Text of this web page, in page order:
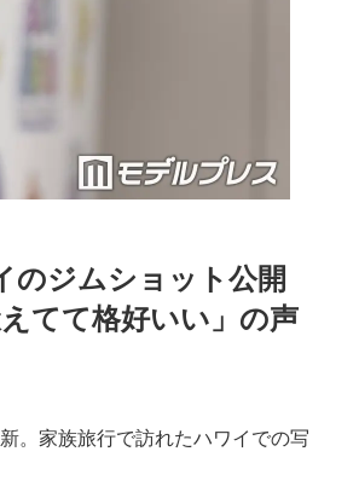
のジムショット公開
てて格好いい」の声
。家族旅行で訪れたハワイでの写